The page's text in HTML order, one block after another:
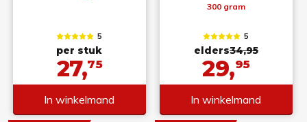
5
per stuk
27,75
In winkelmand
300 gram
5
elders34,95
29,95
In winkelmand